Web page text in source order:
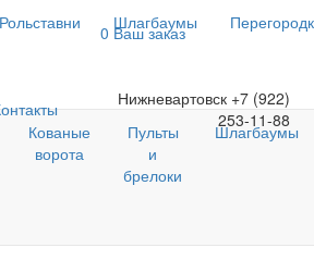
Рольставни Шлагбаумы
Нижневартовск +7 (922)
253-11-88
0 Ваш заказ
Кованые
ворота
Пульты
и
брелоки
Шлагбаумы